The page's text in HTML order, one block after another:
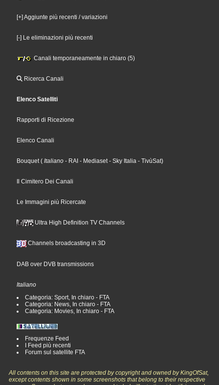
[+] Aggiunte più recenti / variazioni
[-] Le eliminazioni più recenti
Canali temporaneamente in chiaro (5)
Ricerca Canali
Elenco Satelliti
Rapporti di Ricezione
Elenco Canali
Bouquet( Italiano - RAI - Mediaset- Sky Italia - TivùSat)
Il Cimitero Dei Canali
Le Immagini più Ricercate
Ultra High Definition TV Channels
Channels broadcasting in 3D
DAB over DVB transmissions
Italiano
Categoria: Sport, In chiaro - FTA
Categoria: News, In chiaro - FTA
Categoria: Movies, In chiaro - FTA
Frequenze Feed
I Feed più recenti
Forum sul satellite FTA
All contents on this site are protected by copyright and owned by KingOfSat,
except contents shown in some screenshots that belong to their respective